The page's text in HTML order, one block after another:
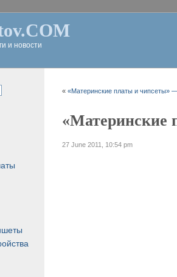
и новости
««Материнские платы и чипсеты»
«Материнские
27 June 2011, 10:54 pm